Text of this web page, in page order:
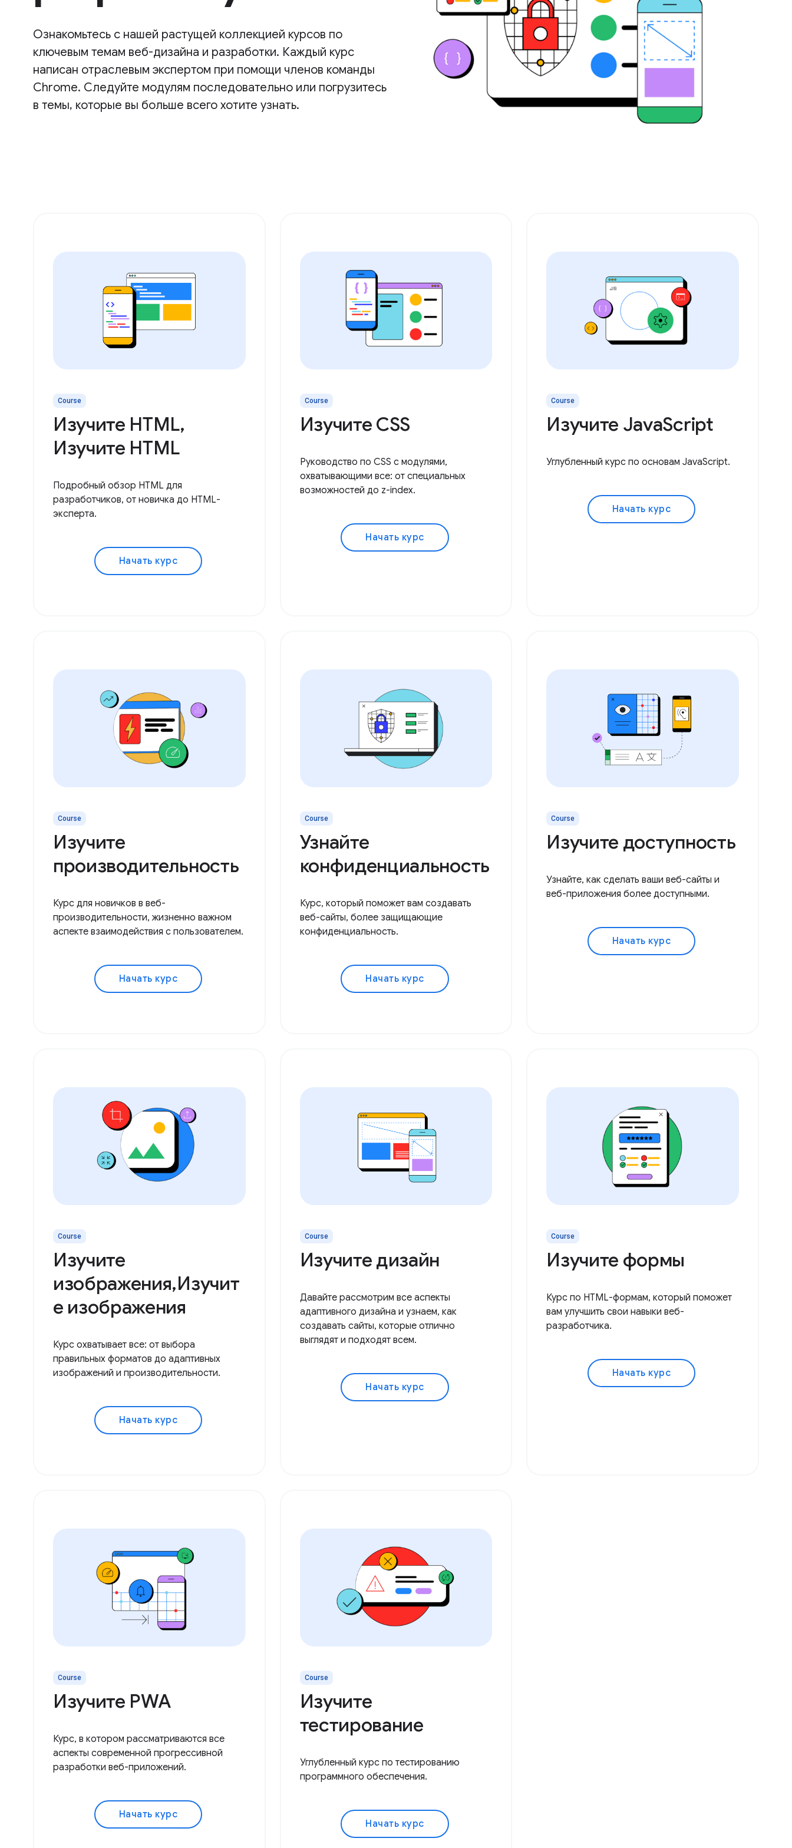
Ознакомьтесь с нашей растущей коллекцией курсов по
ключевым темам веб-дизайна и разработки. Каждый курс
написан отраслевым экспертом при помощи членов команды
Chrome. Следуйте модулям последовательно или погрузитесь
в темы, которые вы больше всего хотите узнать.
Course
Изучите HTML,
Изучите HTML
Подробный обзор HTML для
разработчиков, от новичка до HTML-
эксперта.
Начать курс
Course
Изучите CSS
Руководство по CSS с модулями,
охватывающими все: от специальных
возможностей до z-index.
Начать курс
Course
Изучите JavaScript
Углубленный курс по основам JavaScript.
Начать курс
Course
Изучите
производительность
Курс для новичков в веб-
производительности, жизненно важном
аспекте взаимодействия с пользователем.
Начать курс
Course
Узнайте
конфиденциальность
Курс, который поможет вам создавать
веб-сайты, более защищающие
конфиденциальность.
Начать курс
Course
Изучите доступность
Узнайте, как сделать ваши веб-сайты и
веб-приложения более доступными.
Начать курс
Course
Изучите
изображения,Изучит
е изображения
Курс охватывает все: от выбора
правильных форматов до адаптивных
изображений и производительности.
Начать курс
Course
Изучите дизайн
Давайте рассмотрим все аспекты
адаптивного дизайна и узнаем, как
создавать сайты, которые отлично
выглядят и подходят всем.
Начать курс
Course
Изучите формы
Курс по HTML-формам, который поможет
вам улучшить свои навыки веб-
разработчика.
Начать курс
Course
Изучите PWA
Курс, в котором рассматриваются все
аспекты современной прогрессивной
разработки веб-приложений.
Начать курс
Course
Изучите
тестирование
Углубленный курс по тестированию
программного обеспечения.
Начать курс